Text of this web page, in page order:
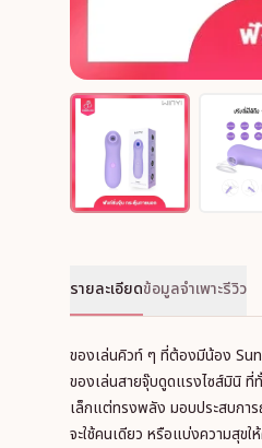
รายละเอียดข้อมูลจำเพาะรีวิว
ของเล่นคิวท์ ๆ ที่ต้องมีน้อง
ของเล่นสายจุ๊บดูดแรงไซส์มินิ ที่
เล็กแต่ทรงพลัง มอบประสบกา
จะใช้คนเดียว หรือแบ่งความสุข